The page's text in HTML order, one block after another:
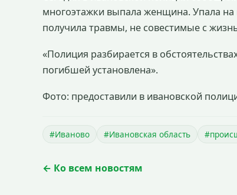
многоэтажки выпала женщина. Упала
получила травмы, не совестимые с
«Полиция разбирается в
погибшей установлена».
Фото: предоставили в ивановской
#Иваново #Ивановская область
← Ко всем новостям